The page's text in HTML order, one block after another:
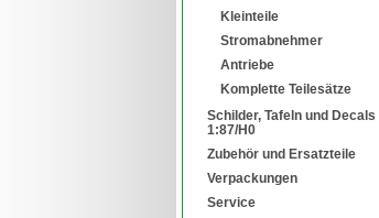
Kleinteile
Stromabnehmer
Antriebe
Komplette Teilesätze
Schilder, Tafeln und Decals
1:87/H0
Zubehör und Ersatzteile
Verpackungen
Service